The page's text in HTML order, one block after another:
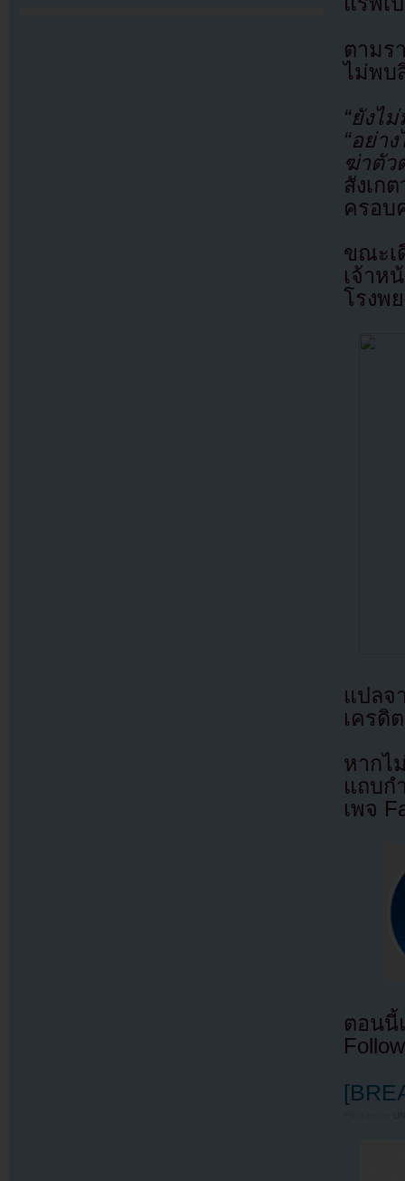
ตามร
ไม่พบ
“ยังไ
“อย่า
ฆ่าตัว
สังเก
ครอบ
ขณะเ
เจ้าห
โรงพ
แปล
เครดิ
หากไ
แถบก
เพจ
ตอนนี้